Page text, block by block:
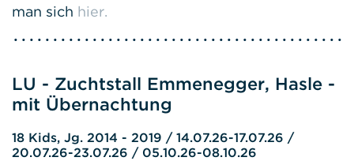
man sich hier.
LU - Zuchtstall Emmenegger, Hasle -
mit Übernachtung
18 Kids, Jg. 2014 - 2019 / 14.07.26-17.07.26 /
20.07.26-23.07.26 / 05.10.26-08.10.26